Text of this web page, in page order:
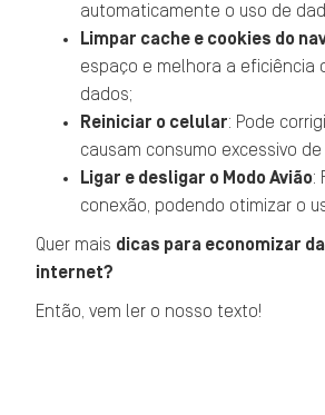
automaticamente o uso de
Limpar cache e cookies do
espaço e melhora a eficiência
dados;
Reiniciar o celular: Pode
causam consumo excessivo de
Ligar e desligar o Modo Avião:
conexão, podendo otimizar o
Quer mais dicas para economizar
internet?
Então, vem ler o nosso texto!